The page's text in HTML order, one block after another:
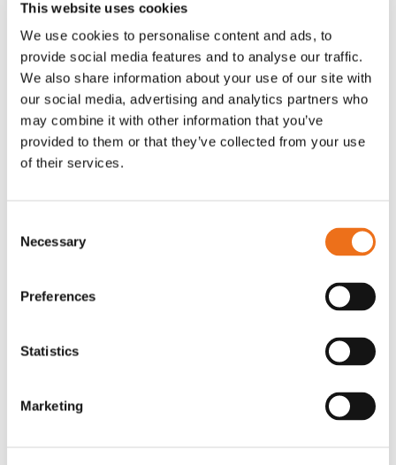
This website uses cookies
We use cookies to personalise content and ads, to
provide social media features and to analyse our traffic.
We also share information about your use of our site with
our social media, advertising and analytics partners who
may combine it with other information that you’ve
provided to them or that they’ve collected from your use
of their services.
Selection
Necessary
Preferences
Statistics
Marketing